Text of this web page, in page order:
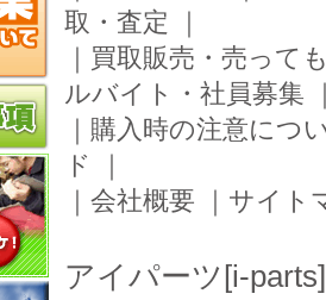
取・査定 ｜
｜ 買取販売・売って
ルバイト・社員募集
｜ 購入時の注意につ
ド
｜
｜ 会社概要 ｜ サイト
アイパーツ[i-